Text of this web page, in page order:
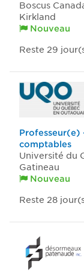
Boscus
Kirkland
Nouveau
Reste 29
Professeur(e)
comptables
Université du
Gatineau
Nouveau
Reste 28